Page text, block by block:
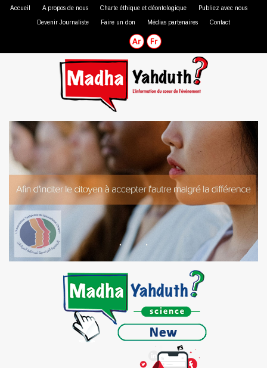
Accueil A propos de nous Charte éthique et déontologique Publiez avec nous
Devenir Journaliste Faire un don Médias partenaires Contact